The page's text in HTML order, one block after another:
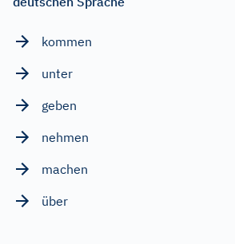
kommen
unter
geben
nehmen
machen
über